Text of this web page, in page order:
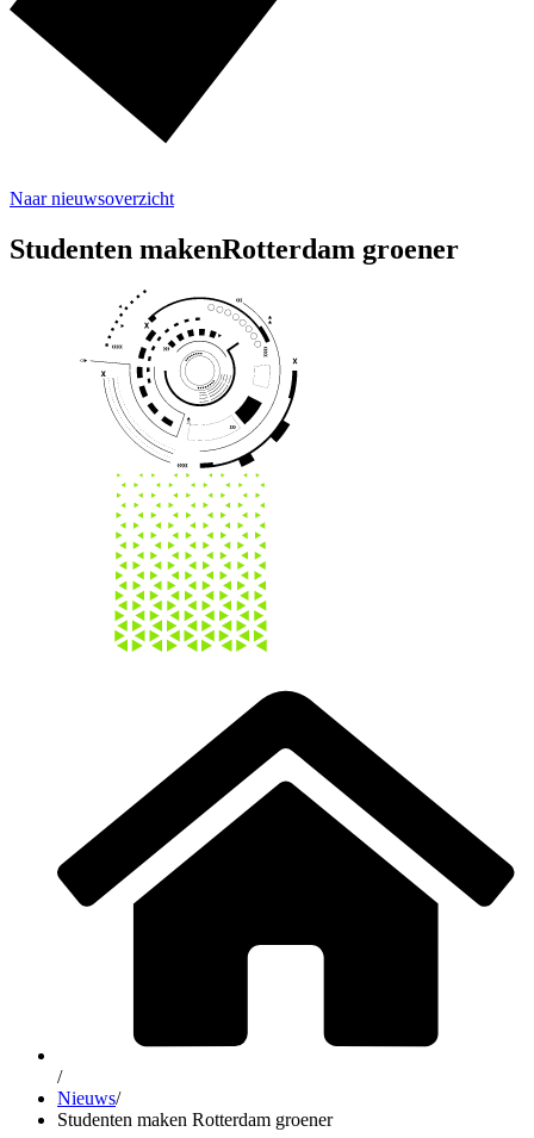
Naar nieuwsoverzicht
Studenten makenRotterdam groener
/
Nieuws/
Studenten maken Rotterdam groener